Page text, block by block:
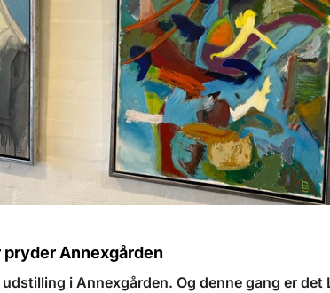
Annexgården
i Annexgården. Og denne gang er det